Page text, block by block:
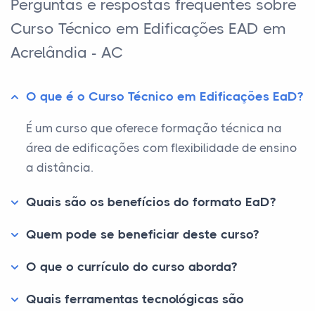
Perguntas e respostas frequentes sobre
Curso Técnico em Edificações EAD em
Acrelândia - AC
O que é o Curso Técnico em Edificações EaD?
É um curso que oferece formação técnica na
área de edificações com flexibilidade de ensino
a distância.
Quais são os benefícios do formato EaD?
Quem pode se beneficiar deste curso?
O que o currículo do curso aborda?
Quais ferramentas tecnológicas são